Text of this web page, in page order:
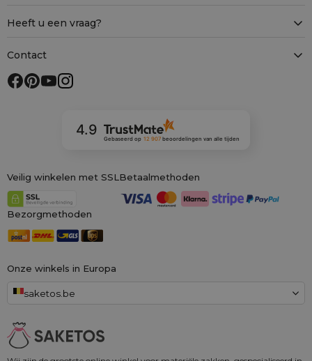
Onze winkels in Europa
saketos.be
Heeft u een vraag?
Contact
4.9
Gebaseerd op 12 907beoordelingen van alle tijden
Veilig winkelen met SSL Betaalmethoden
Bezorgmethoden